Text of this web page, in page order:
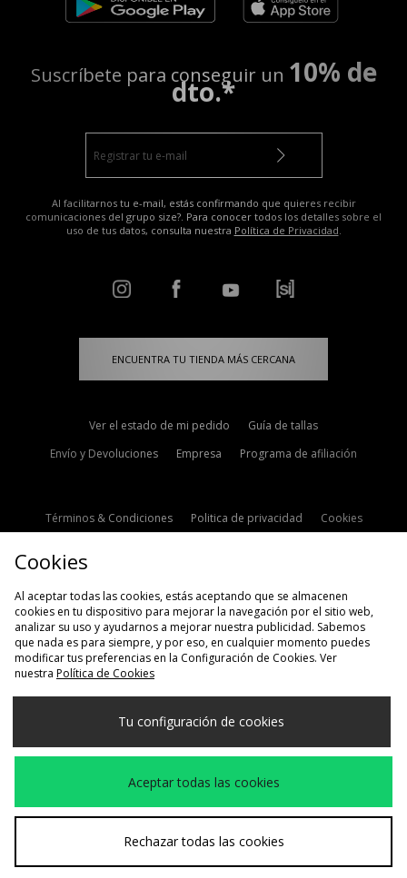
Suscríbete para conseguir un 10% de
dto.*
Al facilitarnos tu e-mail, estás confirmando que quieres recibir
comunicaciones del grupo size?. Para conocer todos los detalles sobre el
uso de tus datos, consulta nuestra Política de Privacidad.
ENCUENTRA TU TIENDA MÁS CERCANA
Ver el estado de mi pedido
Guía de tallas
Envío y Devoluciones
Empresa Programa de afiliación
Términos & Condiciones Politica de privacidad
Cookies
Selecciona País
España
Aceptamos las siguientes formas de pago
Visita nuestra página corporativa en www.jdplc.com
Cookies
Al aceptar todas las cookies, estás aceptando que se almacenen
cookies en tu dispositivo para mejorar la navegación por el sitio web,
analizar su uso y ayudarnos a mejorar nuestra publicidad. Sabemos
que nada es para siempre, y por eso, en cualquier momento puedes
modificar tus preferencias en la Configuración de Cookies. Ver
nuestra Política de Cookies
Tu configuración de cookies
Aceptar todas las cookies
Rechazar todas las cookies